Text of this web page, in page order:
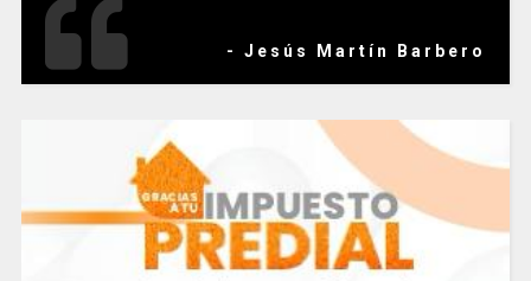
- Jesús Martín Barbero